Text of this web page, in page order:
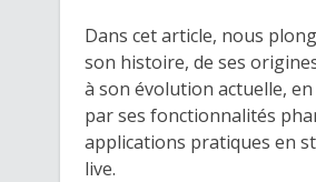
Dans cet article, nous
son histoire, de ses
à son évolution actuelle,
par ses fonctionnalités
applications pratiques en
live.